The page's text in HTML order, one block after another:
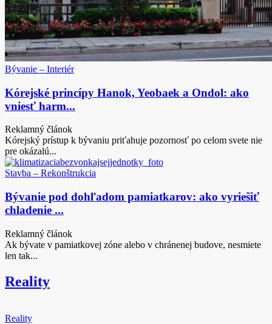
Bývanie – Interiér
Kórejské princípy Hanok, Yeobaek a Ondol: ako
vniesť harm...
Reklamný článok
Kórejský prístup k bývaniu priťahuje pozornosť po celom svete nie
pre okázalú...
Stavba – Rekonštrukcia
Bývanie pod dohľadom pamiatkarov: ako vyriešiť
chladenie ...
Reklamný článok
Ak bývate v pamiatkovej zóne alebo v chránenej budove, nesmiete
len tak...
Reality
Reality